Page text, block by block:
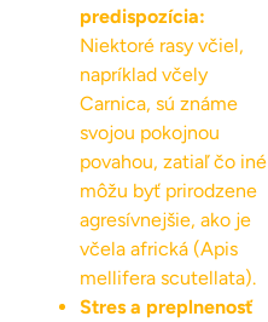
predispozícia:
Niektoré rasy včiel,
napríklad včely
Carnica, sú známe
svojou pokojnou
povahou, zatiaľ čo iné
môžu byť prirodzene
agresívnejšie, ako je
včela africká (Apis
mellifera scutellata).
Stres a preplnenosť